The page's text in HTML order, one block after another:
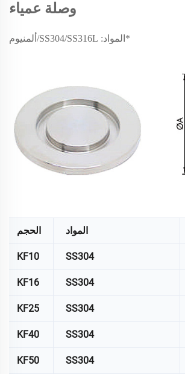
وصلة عمياء
*المواد: SS304/SS316L/ألمنيوم
المواد الحجم
SS304
KF10
SS304
KF16
SS304
KF25
SS304
KF40
SS304
KF50